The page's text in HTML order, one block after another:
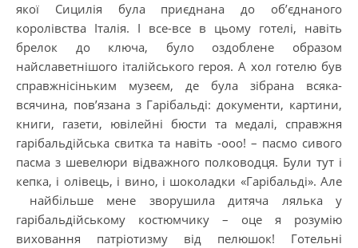
якої Сицилія була приєднана до об’єднаного
королівства Італія. І все-все в цьому готелі, навіть
брелок до ключа, було оздоблене образом
найславетнішого італійського героя. А хол готелю був
справжнісіньким музеєм, де була зібрана всяка-
всячина, пов’язана з Гарібальді: документи, картини,
книги, газети, ювілейні бюсти та медалі, справжня
гарібальдійська свитка та навіть -ооо! – пасмо сивого
пасма з шевелюри відважного полководця. Були тут і
кепка, і олівець, і вино, і шоколадки «Гарібальді». Але
найбільше мене зворушила дитяча лялька у
гарібальдійському костюмчику – оце я розумію
виховання патріотизму від пелюшок! Готельні